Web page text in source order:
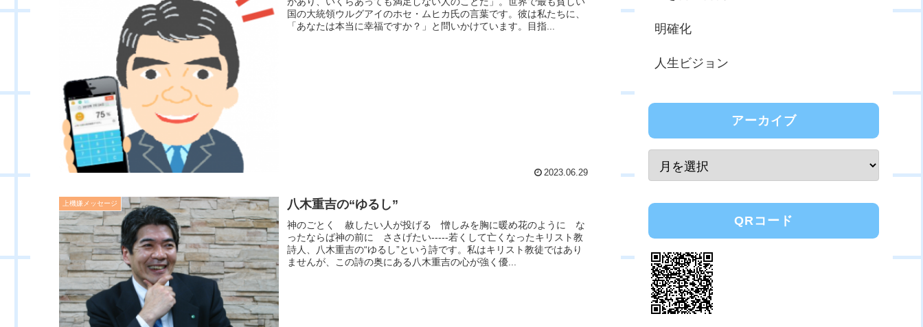
国の大統領ウルグアイのホセ・ムヒカ氏の言葉です。彼は私たちに、
「あなたは本当に幸福ですか？」と問いかけています。目指...
2023.06.29
上機嫌メッセージ 八木重吉の“ゆるし”
神のごとく 赦したい人が投げる 憎しみを胸に暖め花のように な
ったならば神の前に ささげたい-----若くして亡くなったキリスト教
詩人、八木重吉の“ゆるし”という詩です。私はキリスト教徒ではあり
ませんが、この詩の奥にある八木重吉の心が強く優...
明確化
人生ビジョン
アーカイブ
QRコード